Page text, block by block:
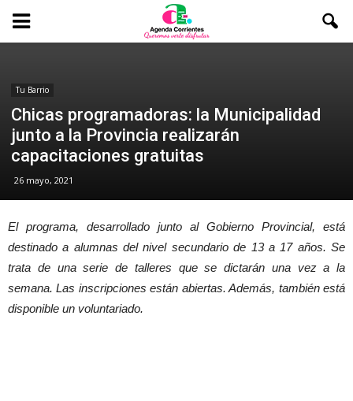
Tu Barrio
Chicas programadoras: la Municipalidad
junto a la Provincia realizarán
capacitaciones gratuitas
26 mayo, 2021
El programa, desarrollado junto al Gobierno Provincial, está
destinado a alumnas del nivel secundario de 13 a 17 años. Se
trata de una serie de talleres que se dictarán una vez a la
semana. Las inscripciones están abiertas. Además, también está
disponible un voluntariado.